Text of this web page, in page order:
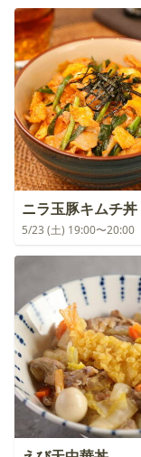
ニラ玉豚キムチ丼
5/23 (土) 19:00〜20:00